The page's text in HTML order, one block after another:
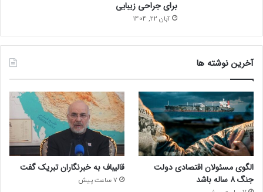
برای جراحی زیبایی
آبان 22, 1404
آخرین نوشته ها
الگوی مسئولان اقتصادی دولت
جنگ ۸ ساله باشد
قالیباف به خبرنگاران تبریک گفت
7 ساعت پیش